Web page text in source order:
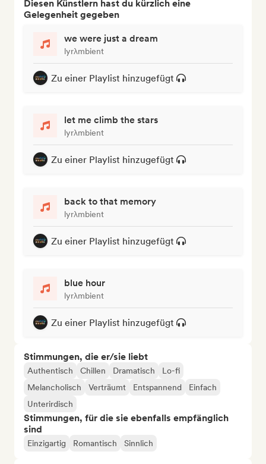
Diesen Künstlern hast du kürzlich eine
Gelegenheit gegeben
we were just a dream
lyrλmbient
Zu einer Playlist hinzugefügt
let me climb the stars
lyrλmbient
Zu einer Playlist hinzugefügt
back to that memory
lyrλmbient
Zu einer Playlist hinzugefügt
blue hour
lyrλmbient
Zu einer Playlist hinzugefügt
Stimmungen, die er/sie liebt
Authentisch Chillen Dramatisch
Lo-fi
Melancholisch
Verträumt Entspannend
Einfach
Unterirdisch
Stimmungen, für die sie ebenfalls empfänglich
sind
Einzigartig Romantisch Sinnlich